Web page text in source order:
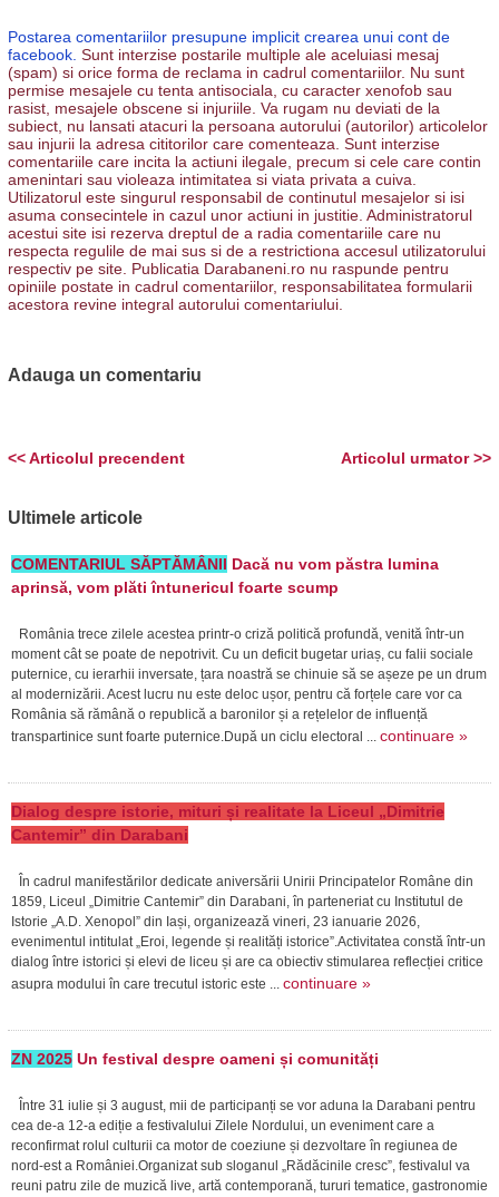
Postarea comentariilor presupune implicit crearea unui cont de
facebook. Sunt interzise postarile multiple ale aceluiasi mesaj
(spam) si orice forma de reclama in cadrul comentariilor. Nu sunt
permise mesajele cu tenta antisociala, cu caracter xenofob sau
rasist, mesajele obscene si injuriile. Va rugam nu deviati de la
subiect, nu lansati atacuri la persoana autorului (autorilor) articolelor
sau injurii la adresa cititorilor care comenteaza. Sunt interzise
comentariile care incita la actiuni ilegale, precum si cele care contin
amenintari sau violeaza intimitatea si viata privata a cuiva.
Utilizatorul este singurul responsabil de continutul mesajelor si isi
asuma consecintele in cazul unor actiuni in justitie. Administratorul
acestui site isi rezerva dreptul de a radia comentariile care nu
respecta regulile de mai sus si de a restrictiona accesul utilizatorului
respectiv pe site. Publicatia Darabaneni.ro nu raspunde pentru
opiniile postate in cadrul comentariilor, responsabilitatea formularii
acestora revine integral autorului comentariului.
Adauga un comentariu
Articolul urmator >>
<< Articolul precendent
Ultimele articole
COMENTARIUL SĂPTĂMÂNII Dacă nu vom păstra lumina
aprinsă, vom plăti întunericul foarte scump
România trece zilele acestea printr-o criză politică profundă, venită într-un
moment cât se poate de nepotrivit. Cu un deficit bugetar uriaș, cu falii sociale
puternice, cu ierarhii inversate, țara noastră se chinuie să se așeze pe un drum
al modernizării. Acest lucru nu este deloc ușor, pentru că forțele care vor ca
România să rămână o republică a baronilor și a rețelelor de influență
transpartinice sunt foarte puternice.După un ciclu electoral ... continuare »
Dialog despre istorie, mituri și realitate la Liceul „Dimitrie
Cantemir” din Darabani
În cadrul manifestărilor dedicate aniversării Unirii Principatelor Române din
1859, Liceul „Dimitrie Cantemir” din Darabani, în parteneriat cu Institutul de
Istorie „A.D. Xenopol” din Iași, organizează vineri, 23 ianuarie 2026,
evenimentul intitulat „Eroi, legende și realități istorice”.Activitatea constă într-un
dialog între istorici și elevi de liceu și are ca obiectiv stimularea reflecției critice
asupra modului în care trecutul istoric este ... continuare »
ZN 2025Un festival despre oameni și comunități
Între 31 iulie și 3 august, mii de participanți se vor aduna la Darabani pentru
cea de-a 12-a ediție a festivalului Zilele Nordului, un eveniment care a
reconfirmat rolul culturii ca motor de coeziune și dezvoltare în regiunea de
nord-est a României.Organizat sub sloganul „Rădăcinile cresc”, festivalul va
reuni patru zile de muzică live, artă contemporană, tururi tematice, gastronomie